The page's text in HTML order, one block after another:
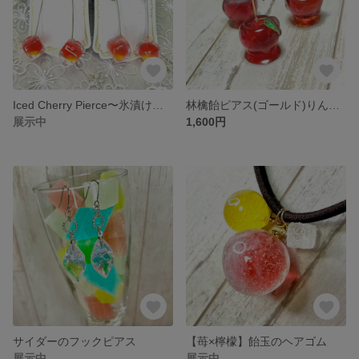
展示中
1,600円
サイダーのフックピアス
【苺×檸檬】飴玉のヘアゴム